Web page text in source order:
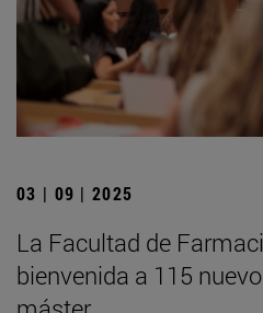
03 | 09 | 2025
La Facultad de
bienvenida a 115